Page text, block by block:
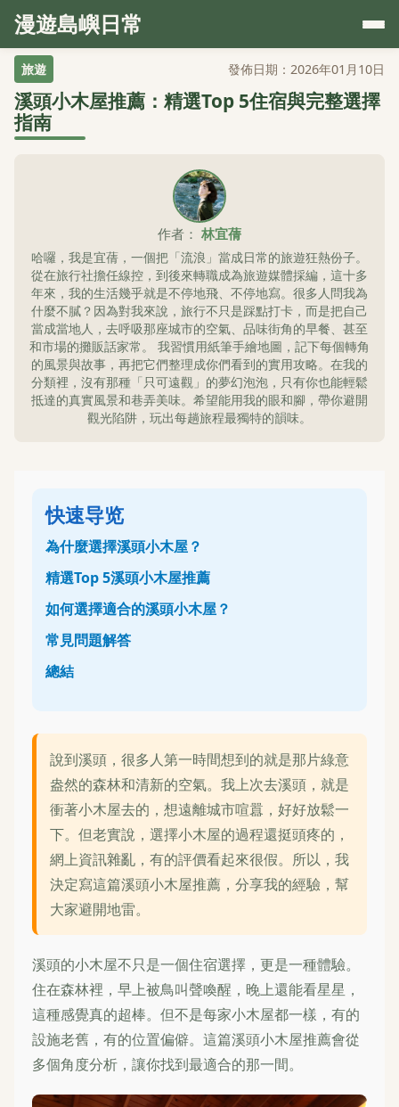
漫遊島嶼日常
旅遊 發佈日期：2026年01月10日
溪頭小木屋推薦：精選Top 5住宿與完整選擇
指南
作者： 林宜蒨
哈囉，我是宜蒨，一個把「流浪」當成日常的旅遊狂熱份子。
從在旅行社擔任線控，到後來轉職成為旅遊媒體採編，這十多
年來，我的生活幾乎就是不停地飛、不停地寫。很多人問我為
什麼不膩？因為對我來說，旅行不只是踩點打卡，而是把自己
當成當地人，去呼吸那座城市的空氣、品味街角的早餐、甚至
和市場的攤販話家常。 我習慣用紙筆手繪地圖，記下每個轉角
的風景與故事，再把它們整理成你們看到的實用攻略。在我的
分類裡，沒有那種「只可遠觀」的夢幻泡泡，只有你也能輕鬆
抵達的真實風景和巷弄美味。希望能用我的眼和腳，帶你避開
觀光陷阱，玩出每趟旅程最獨特的韻味。
快速导览
為什麼選擇溪頭小木屋？
精選Top 5溪頭小木屋推薦
如何選擇適合的溪頭小木屋？
常見問題解答
總結
說到溪頭，很多人第一時間想到的就是那片綠意
盎然的森林和清新的空氣。我上次去溪頭，就是
衝著小木屋去的，想遠離城市喧囂，好好放鬆一
下。但老實說，選擇小木屋的過程還挺頭疼的，
網上資訊雜亂，有的評價看起來很假。所以，我
決定寫這篇溪頭小木屋推薦，分享我的經驗，幫
大家避開地雷。
溪頭的小木屋不只是一個住宿選擇，更是一種體驗。
住在森林裡，早上被鳥叫聲喚醒，晚上還能看星星，
這種感覺真的超棒。但不是每家小木屋都一樣，有的
設施老舊，有的位置偏僻。這篇溪頭小木屋推薦會從
多個角度分析，讓你找到最適合的那一間。